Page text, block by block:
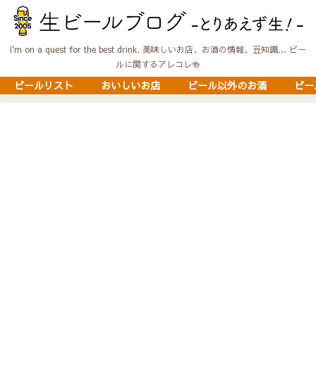
I'm on a quest for the best drink. 美味しいお店、お酒の情報、豆知識… ビー
ルに関するアレコレ🍻
ビールリスト おいしいお店 ビール以外のお酒 ビ